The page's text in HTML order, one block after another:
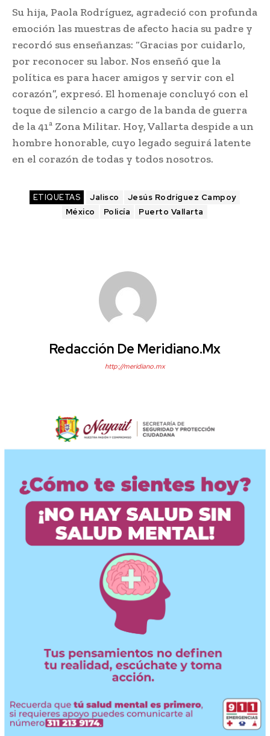
Su hija, Paola Rodríguez, agradeció con profunda
emoción las muestras de afecto hacia su padre y
recordó sus enseñanzas: “Gracias por cuidarlo,
por reconocer su labor. Nos enseñó que la
política es para hacer amigos y servir con el
corazón”, expresó. El homenaje concluyó con el
toque de silencio a cargo de la banda de guerra
de la 41ª Zona Militar. Hoy, Vallarta despide a un
hombre honorable, cuyo legado seguirá latente
en el corazón de todas y todos nosotros.
ETIQUETAS Jalisco
Jesús Rodríguez Campoy
México
Policía Puerto Vallarta
Redacción De Meridiano.mx
http://meridiano.mx